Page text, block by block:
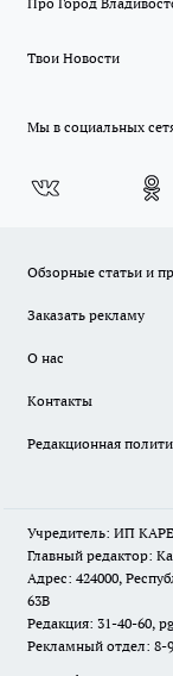
Твои Новости
Мы в социальных
Обзорные статьи и
Заказать рекламу
О нас
Контакты
Редакционная
Учредитель: ИП
Главный редактор:
Адрес: 424000,
63В
Редакция: 31-40-60,
Рекламный отдел: 8-